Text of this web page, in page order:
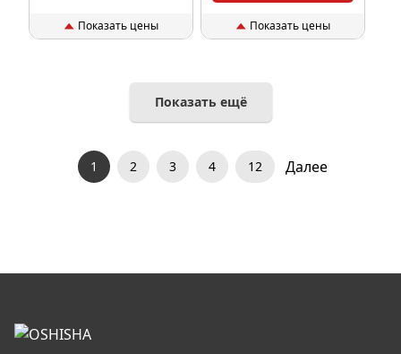
Показать цены Показать цены
Показать ещё
1 2 3 4 12 Далее